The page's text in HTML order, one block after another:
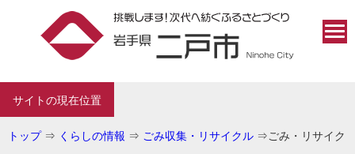
サイトの現在位置
トップ⇒ くらしの情報 ⇒ ごみ収集・リサイクル ⇒ごみ・リサイク